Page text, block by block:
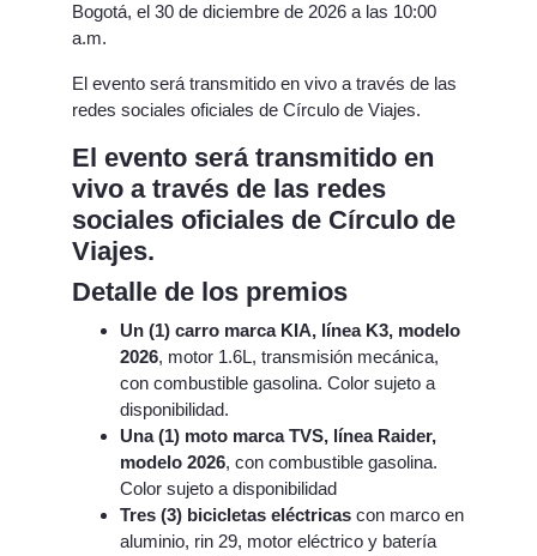
Bogotá, el 30 de diciembre de 2026 a las 10:00
a.m.
El evento será transmitido en vivo a través de las
redes sociales oficiales de Círculo de Viajes.
El evento será transmitido en
vivo a través de las redes
sociales oficiales de Círculo de
Viajes.
Detalle de los premios
Un (1) carro marca KIA, línea K3, modelo
2026, motor 1.6L, transmisión mecánica,
con combustible gasolina. Color sujeto a
disponibilidad.
Una (1) moto marca TVS, línea Raider,
modelo 2026, con combustible gasolina.
Color sujeto a disponibilidad
Tres (3) bicicletas eléctricas con marco en
aluminio, rin 29, motor eléctrico y batería